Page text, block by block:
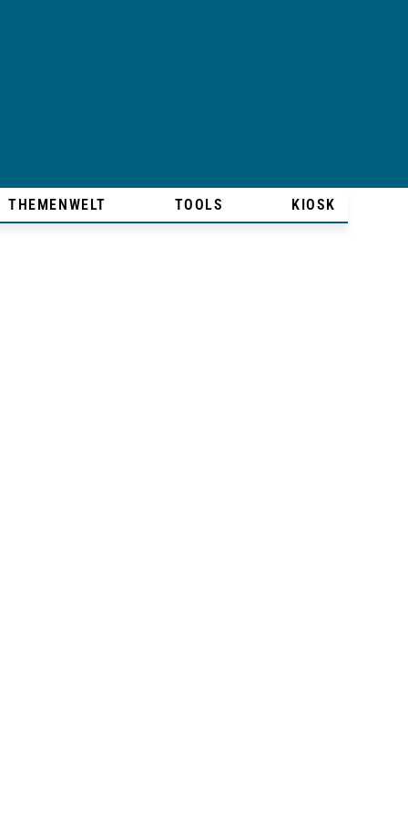
THEMENWELT TOOLS KIOSK